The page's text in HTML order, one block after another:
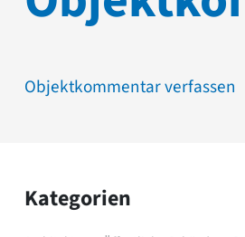
Objektkommentar verfassen
Kategorien